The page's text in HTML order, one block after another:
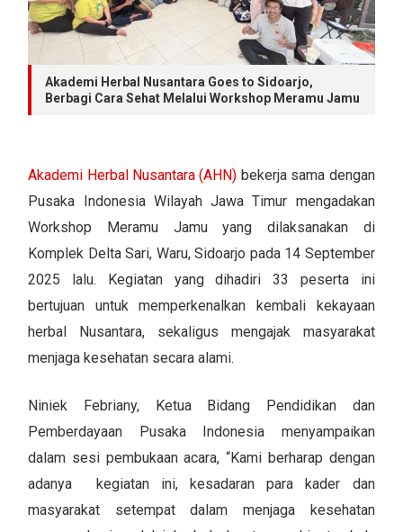
Akademi Herbal Nusantara Goes to Sidoarjo,
Berbagi Cara Sehat Melalui Workshop Meramu Jamu
Akademi Herbal Nusantara (AHN) bekerja sama dengan
Pusaka Indonesia Wilayah Jawa Timur mengadakan
Workshop Meramu Jamu yang dilaksanakan di
Komplek Delta Sari, Waru, Sidoarjo pada 14 September
2025 lalu. Kegiatan yang dihadiri 33 peserta ini
bertujuan untuk memperkenalkan kembali kekayaan
herbal Nusantara, sekaligus mengajak masyarakat
menjaga kesehatan secara alami.
Niniek Febriany, Ketua Bidang Pendidikan dan
Pemberdayaan Pusaka Indonesia menyampaikan
dalam sesi pembukaan acara, “Kami berharap dengan
adanya kegiatan ini, kesadaran para kader dan
masyarakat setempat dalam menjaga kesehatan